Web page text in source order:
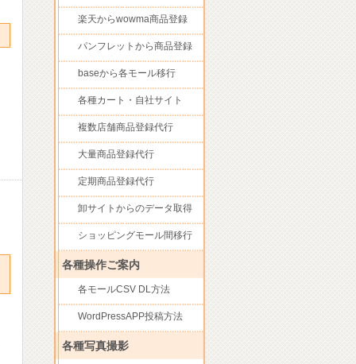
楽天からwowma商品登録
パンフレットから商品登録
baseから各モール移行
各種カート・自社サイト
複数店舗商品登録代行
大量商品登録代行
定期商品登録代行
卸サイトからのデータ取得
ショッピングモール間移行
各種操作ご案内
各モールCSV DL方法
WordPressAPP投稿方法
各種写真撮影